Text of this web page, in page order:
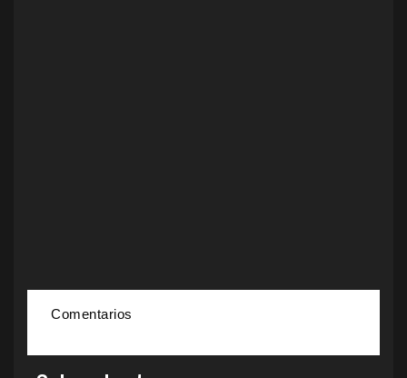
Comentarios